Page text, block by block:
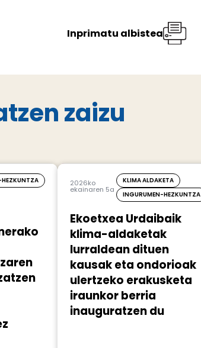
Inprimatu albistea
zaizu
2026ko
ekainaren 5a
KLIMA ALDAKETA
INGURUMEN-HEZKUNTZA
Ekoetxea Urdaibaik
klima-aldaketak
lurraldean dituen
kausak eta ondorioak
ulertzeko erakusketa
iraunkor berria
inauguratzen du